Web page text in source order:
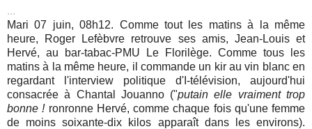
...
Mari 07 juin, 08h12. Comme tout les matins à la même
heure, Roger Lefèbvre retrouve ses amis, Jean-Louis et
Hervé, au bar-tabac-PMU Le Florilège. Comme tous les
matins à la même heure, il commande un kir au vin blanc en
regardant l'interview politique d'I-télévision, aujourd'hui
consacrée à Chantal Jouanno ("putain elle vraiment trop
bonne !ronronne Hervé, comme chaque fois qu'une femme
de moins soixante-dix kilos apparaît dans les environs).